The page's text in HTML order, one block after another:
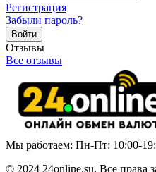
Регистрация
Забыли пароль?
Отзывы
Все отзывы
Мы работаем: Пн-Пт: 10:00-
© 2024 24online.su. Все